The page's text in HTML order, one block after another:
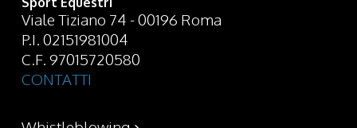
Viale Tiziano 74 - 00196 Roma
P.I. 02151981004
C.F. 97015720580
CONTATTI